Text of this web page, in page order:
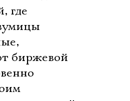
где

биржевой